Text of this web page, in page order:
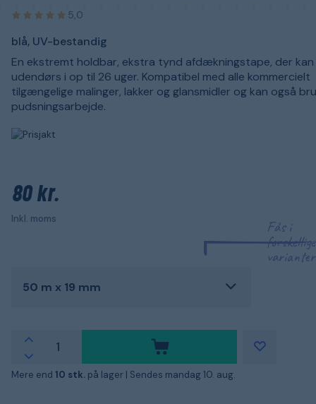
5,0
blå, UV-bestandig
En ekstremt holdbar, ekstra tynd afdækningstape, der
udendørs i op til 26 uger. Kompatibel med alle kommercielt
tilgængelige malinger, lakker og glansmidler og kan også
pudsningsarbejde.
80 kr.
Inkl. moms
Fås i
forskellige
varianter
50 m x 19 mm
Mere end 10 stk. på lager | Sendes mandag 10. aug.